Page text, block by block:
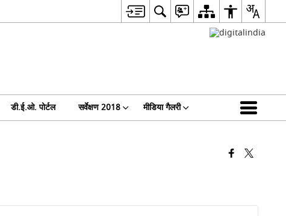
डी.ई.ओ. पोर्टल सर्वेक्षण 2018 मीडिया गैलरी